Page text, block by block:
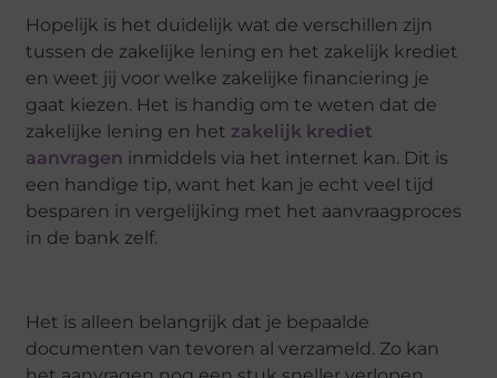
Hopelijk is het duidelijk wat de verschillen zijn
tussen de zakelijke lening en het zakelijk krediet
en weet jij voor welke zakelijke financiering je
gaat kiezen. Het is handig om te weten dat de
zakelijke lening en het zakelijk krediet
aanvragen inmiddels via het internet kan. Dit is
een handige tip, want het kan je echt veel tijd
besparen in vergelijking met het aanvraagproces
in de bank zelf.
Het is alleen belangrijk dat je bepaalde
documenten van tevoren al verzameld. Zo kan